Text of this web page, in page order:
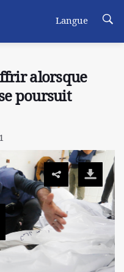
Langue
alorsque
poursuit